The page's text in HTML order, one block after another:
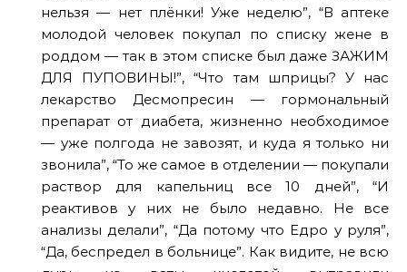
нельзя — нет плёнки! Уже неделю”, “В аптеке
молодой человек покупал по списку жене в
роддом — так в этом списке был даже ЗАЖИМ
ДЛЯ ПУПОВИНЫ!”, “Что там шприцы? У нас
лекарство Десмопресин — гормональный
препарат от диабета, жизненно необходимое
— уже полгода не завозят, и куда я только ни
звонила”, “То же самое в отделении — покупали
раствор для капельниц все 10 дней”, “И
реактивов у них не было недавно. Не все
анализы делали”, “Да потому что Едро у руля”,
“Да, беспредел в больнице”. Как видите, не всю